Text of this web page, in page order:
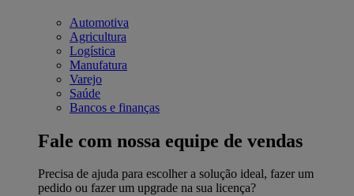
Automotiva
Agricultura
Logística
Manufatura
Varejo
Saúde
Bancos e finanças
Fale com nossa equipe de vendas
Precisa de ajuda para escolher a solução ideal, fazer um
pedido ou fazer um upgrade na sua licença?